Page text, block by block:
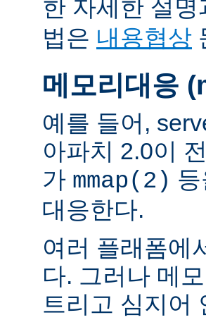
한 자세한 설명
법은 내용협상
메모리대응
예를 들어,
아파치 2.0이
가 mmap(2)
대응한다.
여러 플래폼에
다. 그러나 메
트리고 심지어